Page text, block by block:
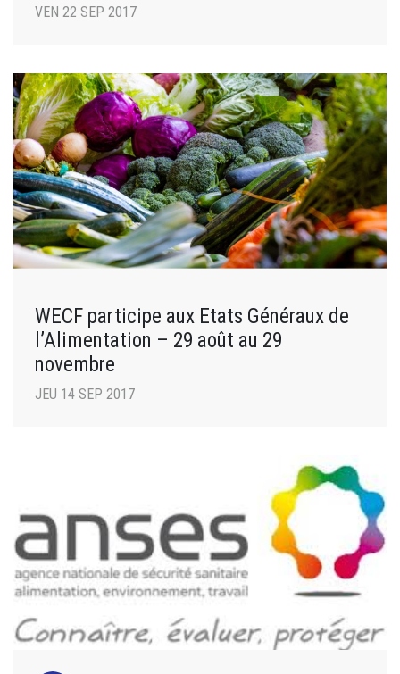
VEN 22 SEP 2017
WECF participe aux Etats Généraux de
l’Alimentation – 29 août au 29
novembre
JEU 14 SEP 2017